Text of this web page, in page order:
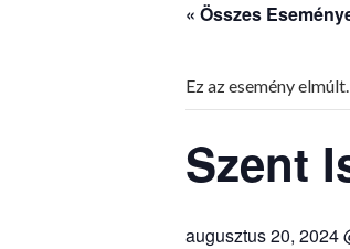
« Összes
Ez az esemény elmúlt.
Szent
augusztus 20, 2024